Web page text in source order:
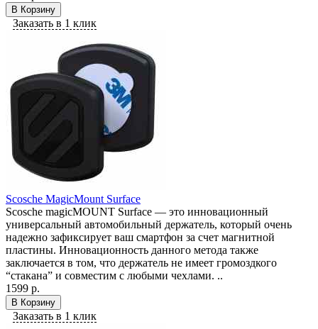
В Корзину
Заказать в 1 клик
Scosche MagicMount Surface
Scosche magicMOUNT Surface — это инновационный
универсальный автомобильный держатель, который очень
надежно зафиксирует ваш смартфон за счет магнитной
пластины. Инновационность данного метода также
заключается в том, что держатель не имеет громоздкого
“стакана” и совместим с любыми чехлами. ..
1599 р.
В Корзину
Заказать в 1 клик